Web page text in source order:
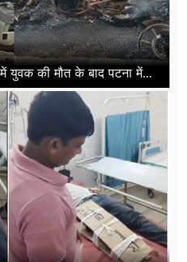
की मौत के बाद पटना में...